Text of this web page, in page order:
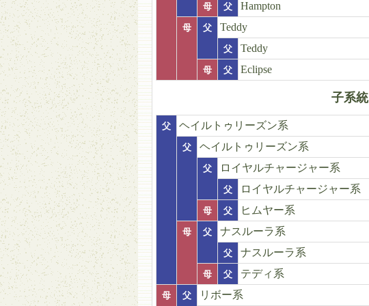
母 父 Hampton
母 父 Teddy
父 Teddy
母 父 Eclipse
子系統
父 ヘイルトゥリーズン系
父 ヘイルトゥリーズン系
父 ロイヤルチャージャー系
父 ロイヤルチャージャー系
母 父 ヒムヤー系
母 父 ナスルーラ系
父 ナスルーラ系
母 父 テディ系
母 父 リボー系